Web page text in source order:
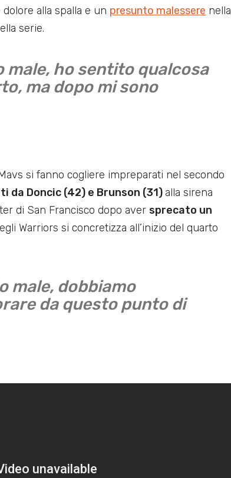
alla spalla e un presunto malessere nella
serie.
male, ho sentito qualcosa
ma dopo mi sono
si fanno cogliere impreparati nel secondo
da Doncic (42) e Brunson (31) alla sirena
di San Francisco dopo aver sprecato un
Warriors si concretizza all’inizio del quarto
male, dobbiamo
da questo punto di